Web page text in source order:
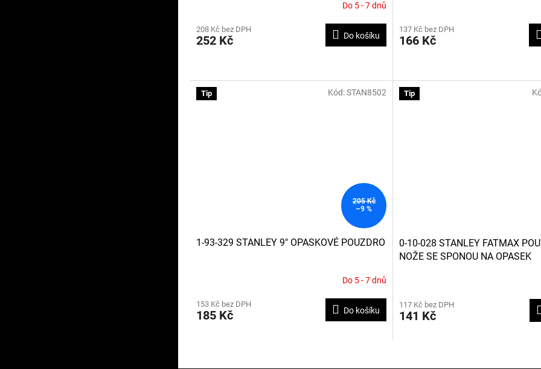
Do 5 - 7 dnů
208 Kč bez DPH
252 Kč Do košíku
137 Kč bez DPH
166 Kč
Tip
205 Kč
–9 %
1-93-329 STANLEY 9" OPASKOVÉ POUZDRO
Do 5 - 7 dnů
153 Kč bez DPH
185 Kč Do košíku
Kód:STAN8502 Tip
0-10-028 STANLEY FATMAX
NOŽE SE SPONOU NA OPASEK
117 Kč bez DPH
141 Kč